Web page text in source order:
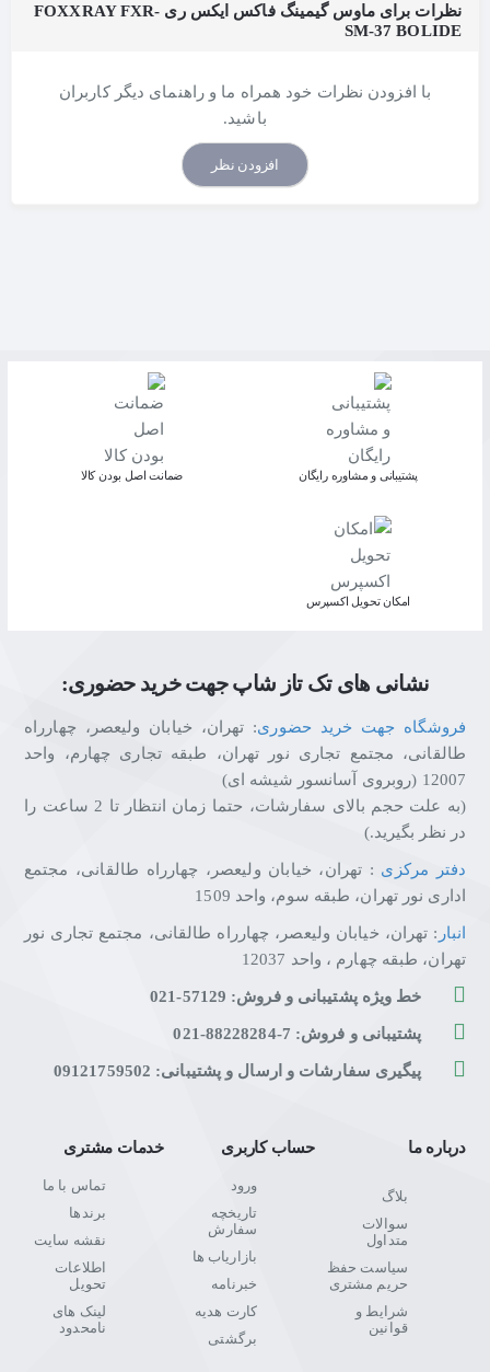
نظرات برای ماوس گیمینگ فاکس ایکس ری FOXXRAY FXR-
SM-37 BOLIDE
با افزودن نظرات خود همراه ما و راهنمای دیگر کاربران
باشید.
افزودن نظر
پشتیبانی و مشاوره رایگان ﺿﻤﺎﻧﺖ اﺻﻞ ﺑﻮدن ﮐﺎﻟﺎ
اﻣﮑﺎن ﺗﺤﻮﯾﻞ اﮐﺴﭙﺮس
نشانی های تک تاز شاپ جهت خرید حضوری:
فروشگاه جهت خرید حضوری: تهران، خیابان ولیعصر، چهارراه
طالقانی، مجتمع تجاری نور تهران، طبقه تجاری چهارم، واحد
12007 (روبروی آسانسور شیشه ای)
(به علت حجم بالای سفارشات، حتما زمان انتظار تا 2 ساعت را
در نظر بگیرید.)
دفتر مرکزی : تهران، خیابان ولیعصر، چهارراه طالقانی، مجتمع
اداری نور تهران، طبقه سوم، واحد 1509
انبار : تهران، خیابان ولیعصر، چهارراه طالقانی، مجتمع تجاری نور
تهران، طبقه چهارم ، واحد 12037
خط ویژه پشتیبانی و فروش: 57129-021
پشتیبانی و فروش: 7-88228284-021
پیگیری سفارشات و ارسال و پشتیبانی: 09121759502
درباره ما
بلاگ
سوالات
متداول
سیاست حفظ
حریم مشتری
شرایط و
قوانین
حساب کاربری
ورود
تاریخچه
سفارش
بازاریاب ها
خبرنامه
کارت هدیه
برگشتی
خدمات مشتری
تماس با ما
برندها
نقشه سایت
اطلاعات
تحویل
لینک های
نامحدود